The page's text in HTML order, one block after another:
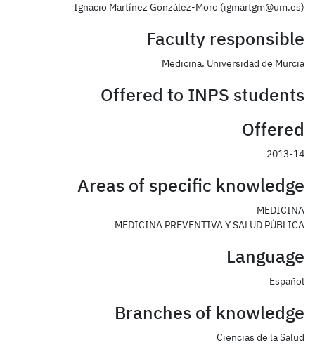
Ignacio Martínez González-Moro (igmartgm@um.es)
Faculty responsible
Medicina. Universidad de Murcia
Offered to INPS students
Offered
2013-14
Areas of specific knowledge
MEDICINA
MEDICINA PREVENTIVA Y SALUD PÚBLICA
Language
Español
Branches of knowledge
Ciencias de la Salud